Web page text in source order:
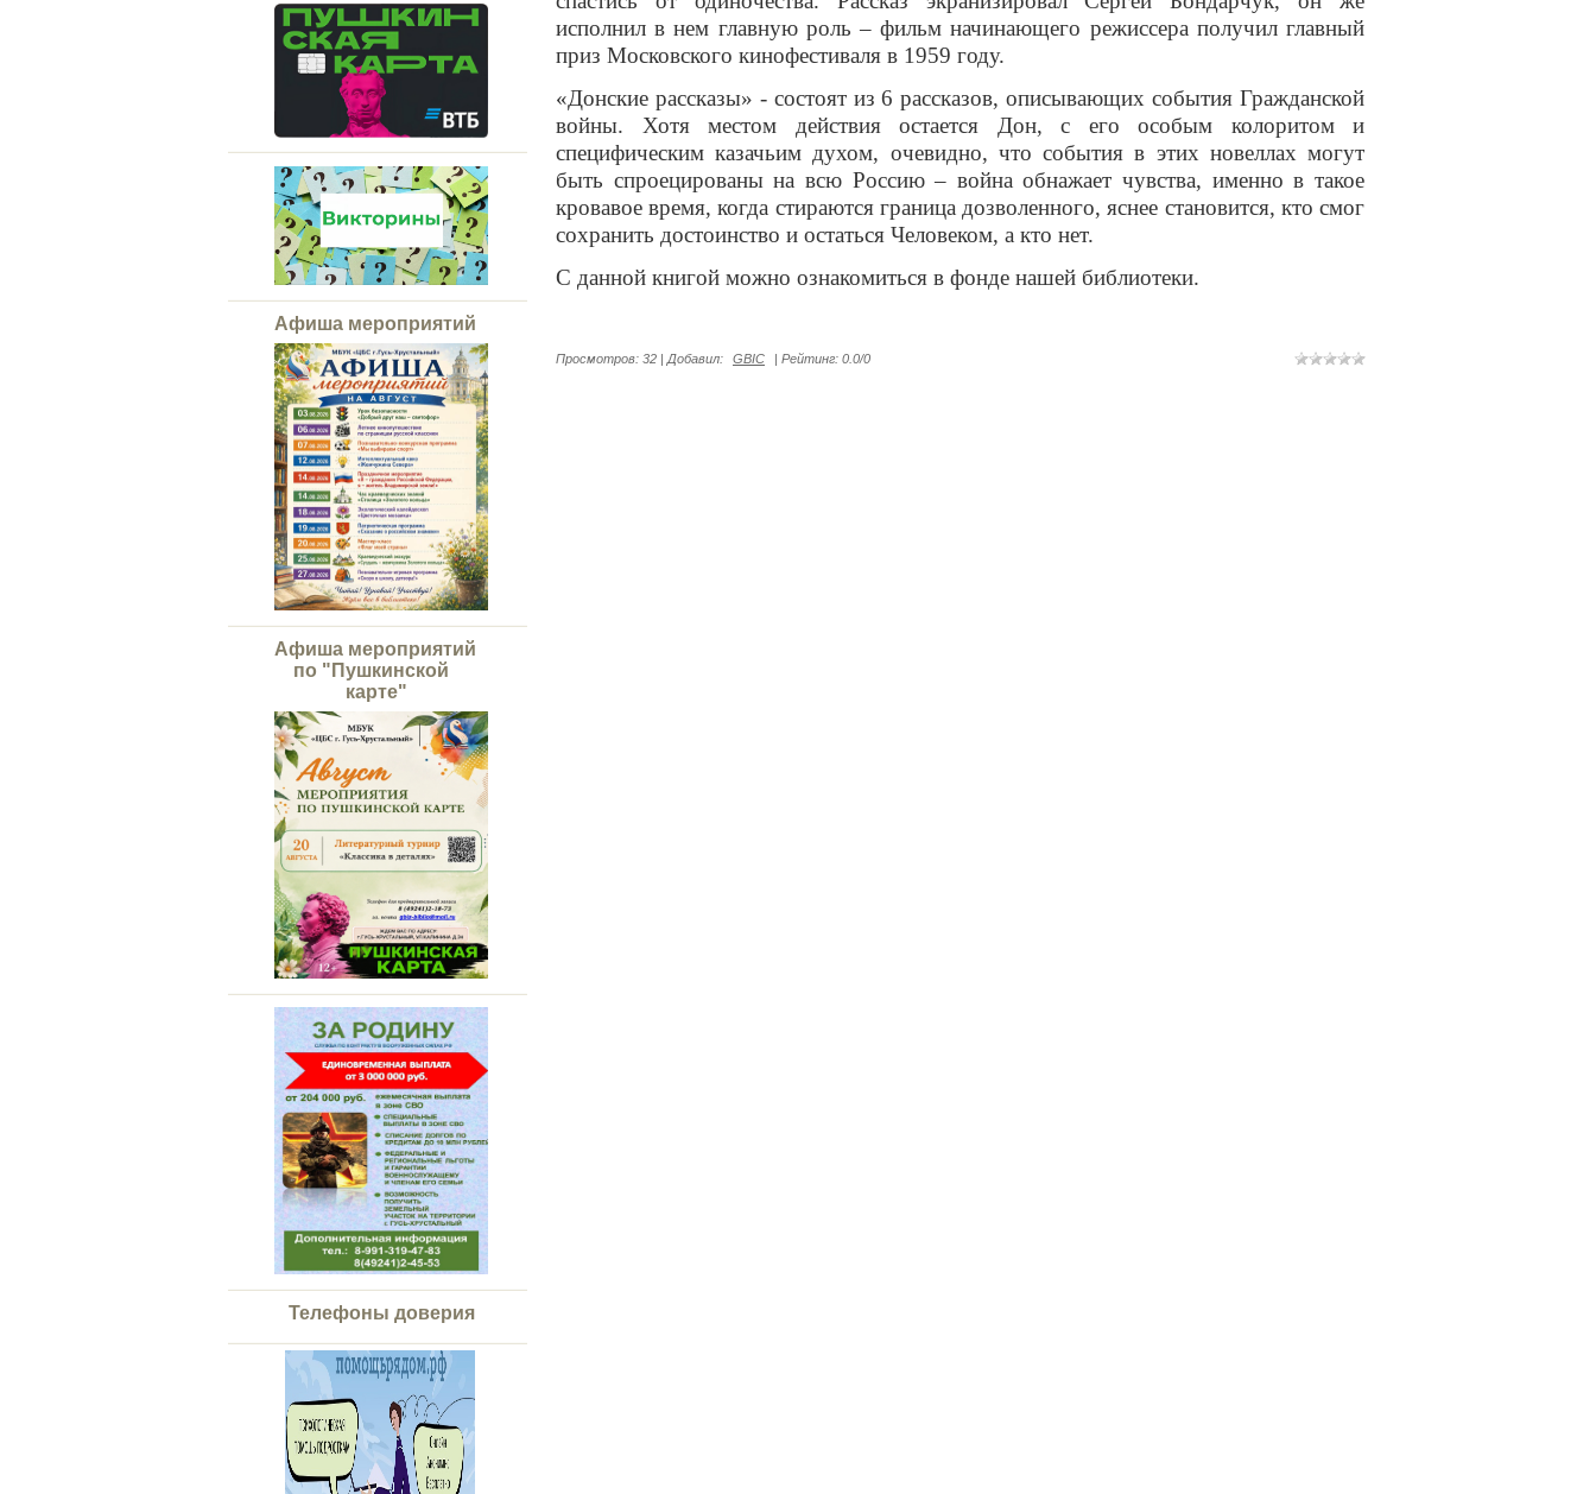
Афиша мероприятий
Афиша мероприятий
по "Пушкинской
карте"
Телефоны доверия
исполнил в нем главную роль – фильм начинающего режиссера получил главный
приз Московского кинофестиваля в 1959 году.
«Донские рассказы» - состоят из 6 рассказов, описывающих события Гражданской
войны. Хотя местом действия остается Дон, с его особым колоритом и
специфическим казачьим духом, очевидно, что события в этих новеллах могут
быть спроецированы на всю Россию – война обнажает чувства, именно в такое
кровавое время, когда стираются граница дозволенного, яснее становится, кто смог
сохранить достоинство и остаться Человеком, а кто нет.
С данной книгой можно ознакомиться в фонде нашей библиотеки.
Просмотров: 32 | Добавил: GBIC | Рейтинг: 0.0/0